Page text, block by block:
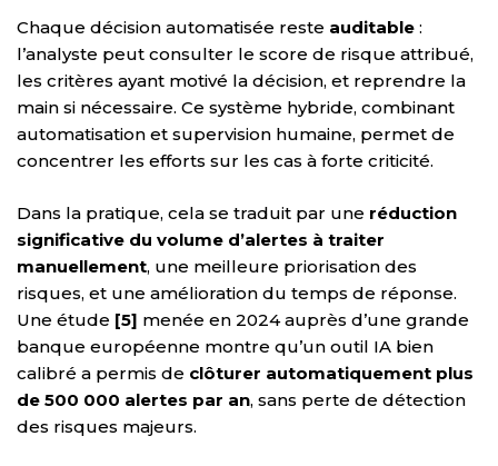
Chaque décision automatisée reste auditable :
l’analyste peut consulter le score de risque attribué,
les critères ayant motivé la décision, et reprendre la
main si nécessaire. Ce système hybride, combinant
automatisation et supervision humaine, permet de
concentrer les efforts sur les cas à forte criticité.
Dans la pratique, cela se traduit par une réduction
significative du volume d’alertes à traiter
manuellement, une meilleure priorisation des
risques, et une amélioration du temps de réponse.
Une étude [5] menée en 2024 auprès d’une grande
banque européenne montre qu’un outil IA bien
calibré a permis de clôturer automatiquement plus
de 500 000 alertes par an, sans perte de détection
des risques majeurs.